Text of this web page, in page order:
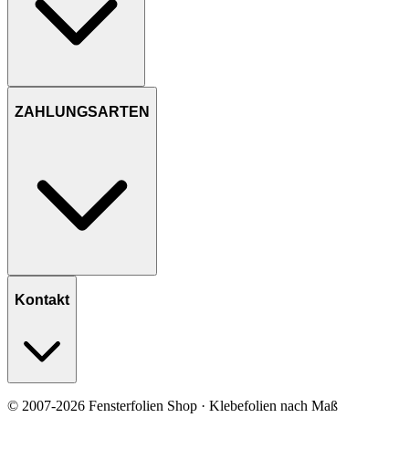
ZAHLUNGSARTEN
Kontakt
© 2007-2026 Fensterfolien Shop · Klebefolien nach Maß